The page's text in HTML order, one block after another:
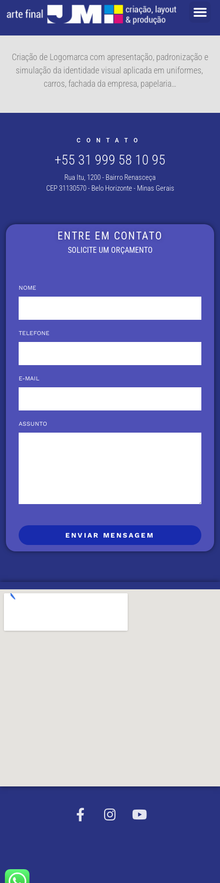
Criação de Logomarca com apresentação, padronização e
simulação da identidade visual aplicada em uniformes,
carros, fachada da empresa, papelaria…
CONTATO
+55 31 999 58 10 95
Rua Itu, 1200 - Bairro Renasceça
CEP 31130570 - Belo Horizonte - Minas Gerais
ENTRE EM CONTATO
SOLICITE UM ORÇAMENTO
NOME
TELEFONE
E-MAIL
ASSUNTO
ENVIAR MENSAGEM